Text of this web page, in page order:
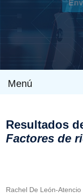
Menú
Resultados
Factores de
Rachel De León-Atencio